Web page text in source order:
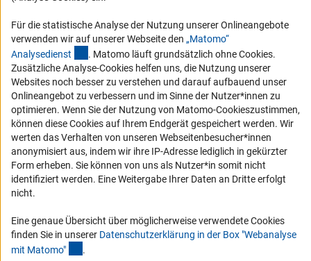
Vergabeverfahren
Barrierefreiheit
Service und Informationen für Menschen mit Behinderungen
Erklärung zur Barrierefreiheit
Barriere melden
DFG-aktuell
Erhalten Sie Neuigkeiten aus der DFG direkt in Ihr Mailpostfach oder
schauen Sie sich die Ausgaben online an.
Zum Newsletter
Für die statistische Analyse der Nutzung unserer Onlineangebote
verwenden wir auf unserer Webseite den „Matomo“
Analysedienst (externer Link)
. Matomo läuft grundsätzlich ohne Cookies.
Zusätzliche Analyse-Cookies helfen uns, die Nutzung unserer
Websites noch besser zu verstehen und darauf aufbauend unser
Onlineangebot zu verbessern und im Sinne der Nutzer*innen zu
optimieren. Wenn Sie der Nutzung von Matomo-Cookieszustimmen,
können diese Cookies auf Ihrem Endgerät gespeichert werden. Wir
werten das Verhalten von unseren Webseitenbesucher*innen
anonymisiert aus, indem wir ihre IP-Adresse lediglich in gekürzter
Form erheben. Sie können von uns als Nutzer*in somit nicht
identifiziert werden. Eine Weitergabe Ihrer Daten an Dritte erfolgt
nicht.
Eine genaue Übersicht über möglicherweise verwendete Cookies
finden Sie in unserer Datenschutzerklärung in der Box "Webanalyse
mit Matomo" .